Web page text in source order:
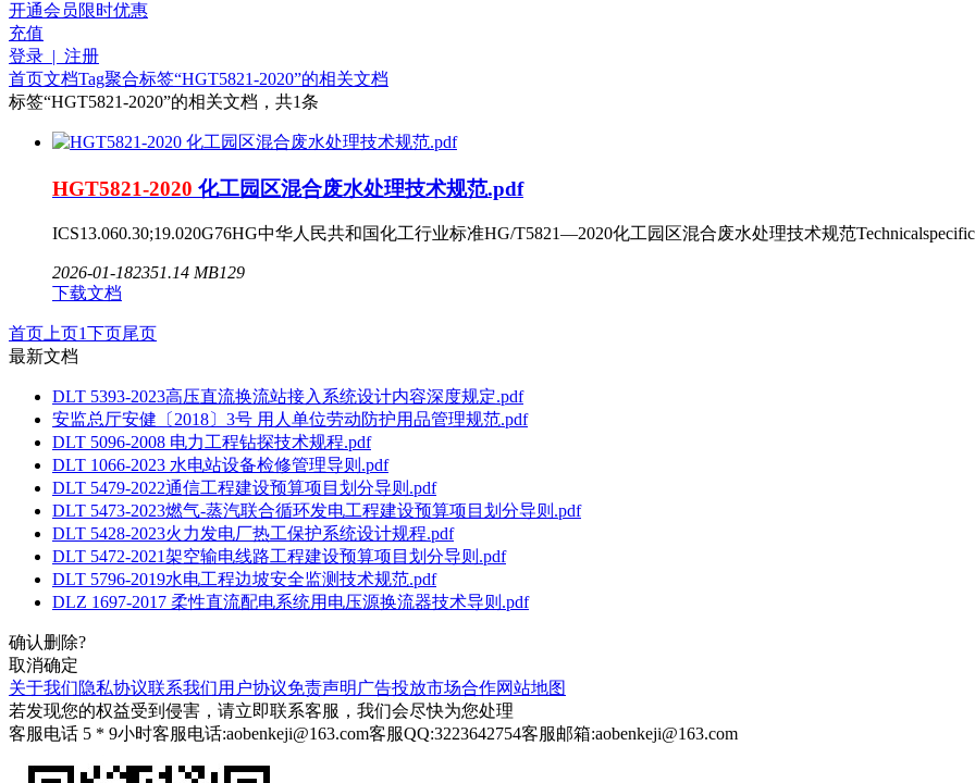
开通会员限时优惠
充值
登录 | 注册
首页文档Tag聚合标签“HGT5821-2020”的相关文档
标签“HGT5821-2020”的相关文档，共1条
HGT5821-2020 化工园区混合废水处理技术规范.pdf
ICS13.060.30;19.020G76HG中华人民共和国化工行业标准HG/T5821—2020化工园区混合废水处理技术规范
2026-01-182351.14 MB129
下载文档
首页上页1下页尾页
最新文档
DLT 5393-2023高压直流换流站接入系统设计内容深度规定.pdf
安监总厅安健〔2018〕3号 用人单位劳动防护用品管理规范.pdf
DLT 5096-2008 电力工程钻探技术规程.pdf
DLT 1066-2023 水电站设备检修管理导则.pdf
DLT 5479-2022通信工程建设预算项目划分导则.pdf
DLT 5473-2023燃气-蒸汽联合循环发电工程建设预算项目划分导则.pdf
DLT 5428-2023火力发电厂热工保护系统设计规程.pdf
DLT 5472-2021架空输电线路工程建设预算项目划分导则.pdf
DLT 5796-2019水电工程边坡安全监测技术规范.pdf
DLZ 1697-2017 柔性直流配电系统用电压源换流器技术导则.pdf
确认删除?
取消确定
关于我们隐私协议联系我们用户协议免责声明广告投放市场合作网站地图
若发现您的权益受到侵害，请立即联系客服，我们会尽快为您处理
客服电话 5 * 9小时客服电话:aobenkeji@163.com客服QQ:3223642754客服邮箱:aobenkeji@163.com